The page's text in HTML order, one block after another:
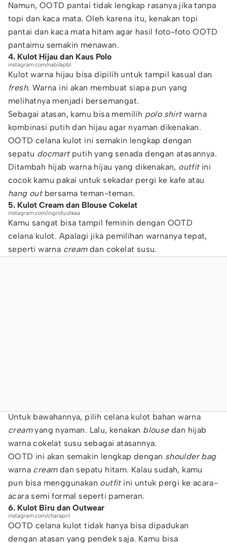
Namun, OOTD pantai tidak lengkap rasanya jika tanpa
topi dan kaca mata. Oleh karena itu, kenakan topi
pantai dan kaca mata hitam agar hasil foto-foto OOTD
pantaimu semakin menawan.
4. Kulot Hijau dan Kaus Polo
instagram.com/nabilapbl
Kulot warna hijau bisa dipilih untuk tampil kasual dan
fresh. Warna ini akan membuat siapa pun yang
melihatnya menjadi bersemangat.
Sebagai atasan, kamu bisa memilih polo shirtwarna
kombinasi putih dan hijau agar nyaman dikenakan.
OOTD celana kulot ini semakin lengkap dengan
sepatu docmartputih yang senada dengan atasannya.
Ditambah hijab warna hijau yang dikenakan, outfitini
cocok kamu pakai untuk sekadar pergi ke kafe atau
hang outbersama teman-teman.
5. Kulot Cream dan Blouse Cokelat
instagram.com/ingridyulikaa
Kamu sangat bisa tampil feminin dengan OOTD
celana kulot. Apalagi jika pemilihan warnanya tepat,
seperti warna creamdan cokelat susu.
Untuk bawahannya, pilih celana kulot bahan warna
creamyang nyaman. Lalu, kenakan blousedan hijab
warna cokelat susu sebagai atasannya.
OOTD ini akan semakin lengkap dengan shoulder bag
warna creamdan sepatu hitam. Kalau sudah, kamu
pun bisa menggunakan outfitini untuk pergi ke acara-
acara semi formal seperti pameran.
6. Kulot Biru dan Outwear
instagram.com/charapril
OOTD celana kulot tidak hanya bisa dipadukan
dengan atasan yang pendek saja. Kamu bisa